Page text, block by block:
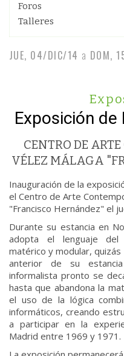
Foros
Talleres
JUE, 04/DIC/14 a DOM,
Exposición
CENTRO DE
VÉLEZ MÁLAGA
Inauguración de la
el Centro de Arte
"Francisco Hernández" el
Durante su estancia en
adopta el lenguaje del
matérico y modular,
anterior de su
informalista pronto se
hasta que abandona la
el uso de la lógica
informáticos, creando
a participar en la
Madrid entre 1969 y 1971.